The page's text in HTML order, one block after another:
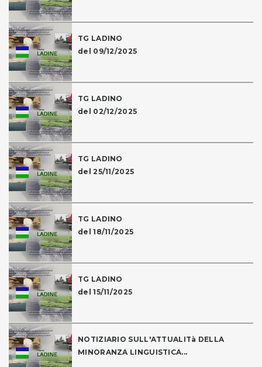
TG LADINO
del 09/12/2025
TG LADINO
del 02/12/2025
TG LADINO
del 25/11/2025
TG LADINO
del 18/11/2025
TG LADINO
del 15/11/2025
NOTIZIARIO SULL'ATTUALITà DELLA
MINORANZA LINGUISTICA...